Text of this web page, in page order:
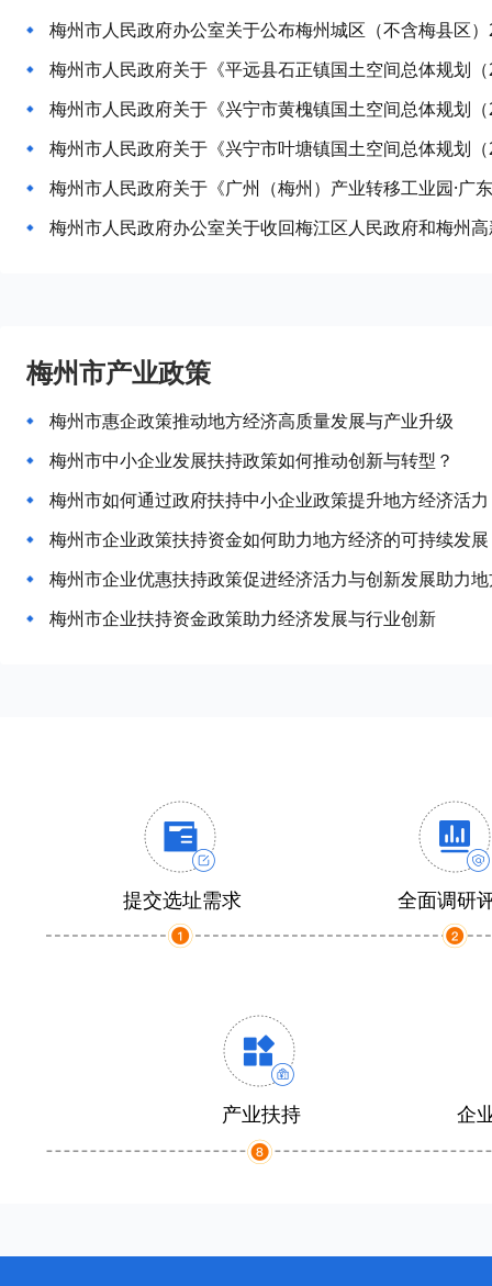
梅州市人民政府关于《平远县石正镇国土空间总体规划
梅州市人民政府关于《兴宁市黄槐镇国土空间总体规划
梅州市人民政府关于《兴宁市叶塘镇国土空间总体规划
梅州市产业政策
梅州市惠企政策推动地方经济高质量发展与产业升级
梅州市中小企业发展扶持政策如何推动创新与转型？
梅州市如何通过政府扶持中小企业政策提升地方经济活
梅州市企业政策扶持资金如何助力地方经济的可持续发
梅州市企业优惠扶持政策促进经济活力与创新发展助力
梅州市企业扶持资金政策助力经济发展与行业创新
提交选址需求 全面调研
产业扶持 企